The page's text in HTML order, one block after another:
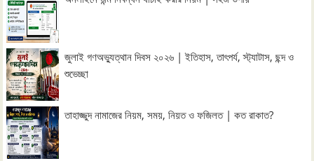
জুলাই গণঅভ্যুত্থান দিবস ২০২৬ | ইতিহাস, তাৎপর্য, স্ট্যাটাস, ছন্দ ও
শুভেচ্ছা
তাহাজ্জুদ নামাজের নিয়ম, সময়, নিয়ত ও ফজিলত | কত রাকাত?